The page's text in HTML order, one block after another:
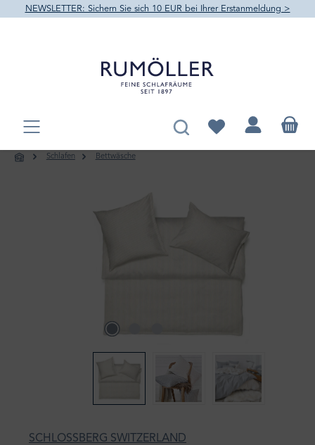
springen
NEWSLETTER: Sichern Sie sich 10 EUR bei Ihrer Erstanmeldung >
Du hast 0 Produkte
Schlafen Bettwäsche
SCHLOSSBERG SWITZERLAND